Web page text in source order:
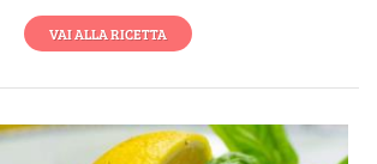
VAI ALLA RICETTA